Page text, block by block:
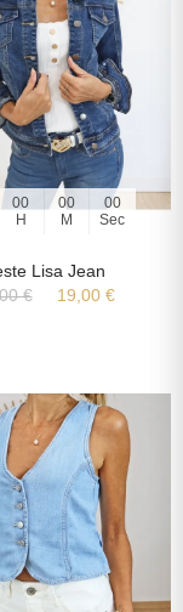
00
H
00
M
00
Sec
Lisa Jean
€
19,00 €